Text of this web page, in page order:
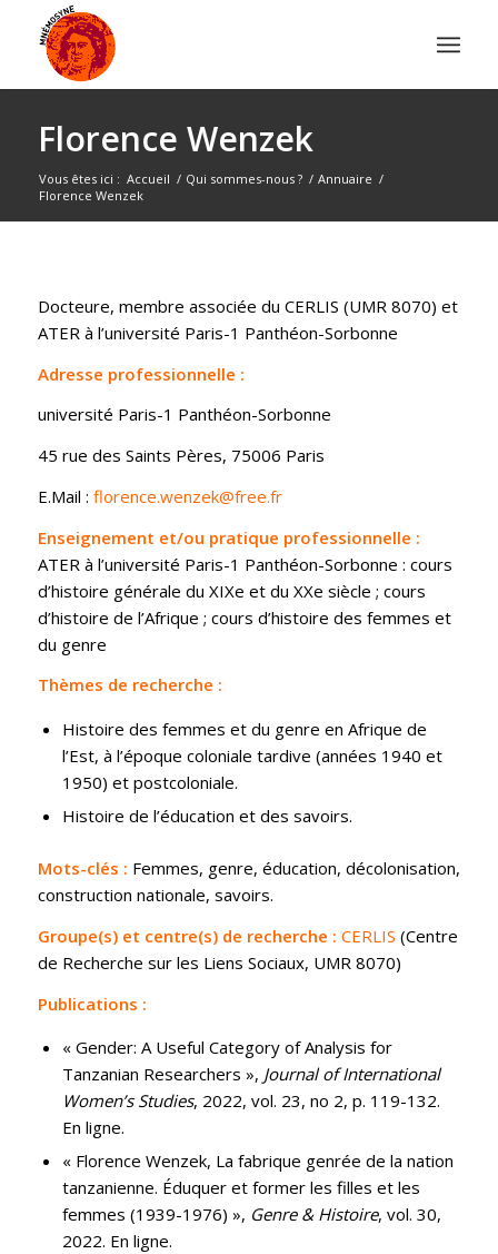
Florence Wenzek
Vous êtes ici : Accueil / Qui sommes-nous ? / Annuaire /
Florence Wenzek
Docteure, membre associée du CERLIS (UMR 8070) et
ATER à l’université Paris-1 Panthéon-Sorbonne
Adresse professionnelle :
université Paris-1 Panthéon-Sorbonne
45 rue des Saints Pères, 75006 Paris
E.Mail : florence.wenzek@free.fr
Enseignement et/ou pratique professionnelle :
ATER à l’université Paris-1 Panthéon-Sorbonne : cours
d’histoire générale du XIXe et du XXe siècle ; cours
d’histoire de l’Afrique ; cours d’histoire des femmes et
du genre
Thèmes de recherche :
Histoire des femmes et du genre en Afrique de
l’Est, à l’époque coloniale tardive (années 1940 et
1950) et postcoloniale.
Histoire de l’éducation et des savoirs.
Mots-clés : Femmes, genre, éducation, décolonisation,
construction nationale, savoirs.
Groupe(s) et centre(s) de recherche : CERLIS (Centre
de Recherche sur les Liens Sociaux, UMR 8070)
Publications :
« Gender: A Useful Category of Analysis for
Tanzanian Researchers », Journal of International
Women’s Studies, 2022, vol. 23, no 2, p. 119-132.
En ligne.
« Florence Wenzek, La fabrique genrée de la nation
tanzanienne. Éduquer et former les filles et les
femmes (1939-1976) », Genre & Histoire, vol. 30,
2022. En ligne.